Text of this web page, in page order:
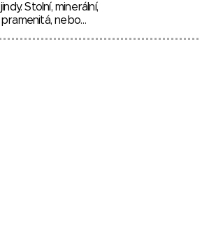
jindy. Stolní, minerální,
pramenitá, nebo…